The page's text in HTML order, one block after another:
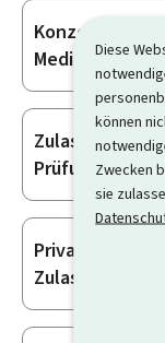
Diese
können
Zwecken
sie
Konzession
Zulassung für
Private
Zulassung